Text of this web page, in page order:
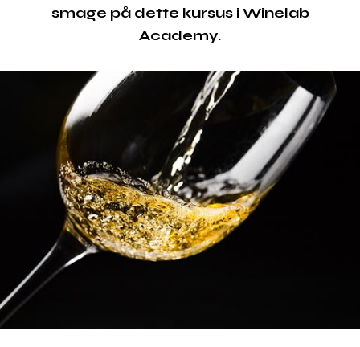
smage på dette kursus i Winelab
Academy.